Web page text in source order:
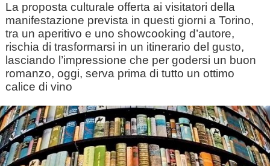
La proposta culturale offerta ai visitatori della
manifestazione prevista in questi giorni a Torino,
tra un aperitivo e uno showcooking d’autore,
rischia di trasformarsi in un itinerario del gusto,
lasciando l’impressione che per godersi un buon
romanzo, oggi, serva prima di tutto un ottimo
calice di vino